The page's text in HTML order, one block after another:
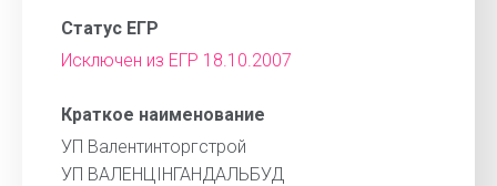
Статус ЕГР
Исключен из ЕГР 18.10.2007
Краткое наименование
УП Валентинторгстрой
УП ВАЛЕНЦIНГАНДАЛЬБУД